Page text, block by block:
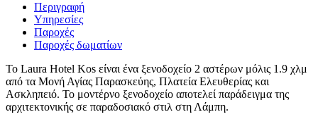
Περιγραφή
Υπηρεσίες
Παροχές
Παροχές δωματίων
Το Laura Hotel Kos είναι ένα ξενοδοχείο 2 αστέρων μόλις 1.9 χλμ
από τα Μονή Αγίας Παρασκεύης, Πλατεία Ελευθερίας και
Ασκληπειό. Το μοντέρνο ξενοδοχείο αποτελεί παράδειγμα της
αρχιτεκτονικής σε παραδοσιακό στιλ στη Λάμπη.